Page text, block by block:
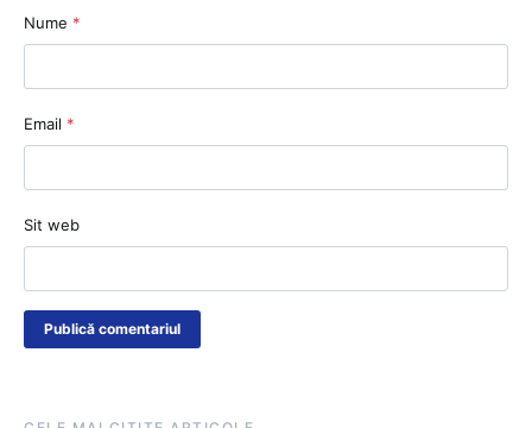
Nume *
Email *
Sit web